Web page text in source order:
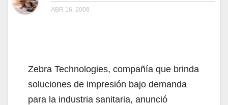
ABR 16, 2008
Zebra Technologies, compañía que brinda
soluciones de impresión bajo demanda
para la industria sanitaria, anunció